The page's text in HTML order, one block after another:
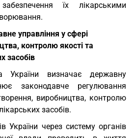
їх лікарськими
управління у сфері
контролю якості та
засобів
України визначає державну
законодавче регулювання
виробництва, контролю
засобів.
України через систему органів